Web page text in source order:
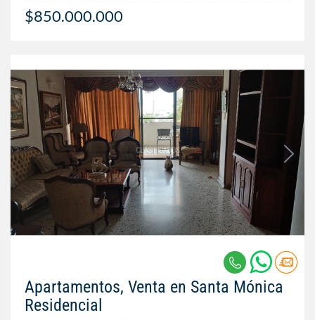
$850.000.000
Apartamentos, Venta en Santa Mónica
Residencial